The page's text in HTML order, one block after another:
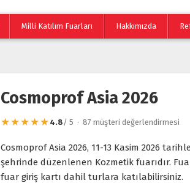
Milli Katılım Fuarları Hakkımızda
Cosmoprof Asia 2026
★★★★★ 4.8/ 5 · 87 müşteri değerlendirmesi
Cosmoprof Asia 2026, 11-13 Kasim 2026
şehrinde düzenlenen Kozmetik fuarıdır.
fuar giriş kartı dahil turlara katılabilirsiniz.